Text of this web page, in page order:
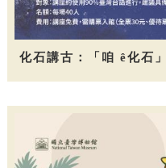
化石講古：「咱 ê化石